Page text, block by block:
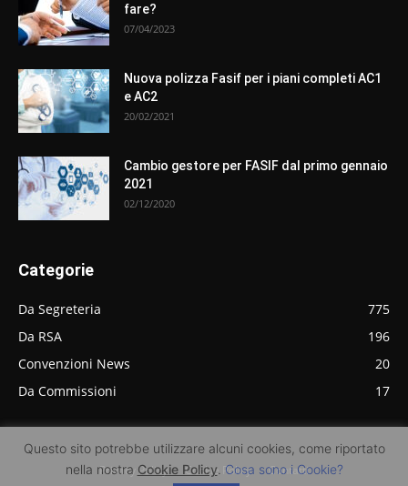
fare?
07/04/2023
Nuova polizza Fasif per i piani completi AC1
e AC2
20/02/2021
Cambio gestore per FASIF dal primo gennaio
2021
02/12/2020
Categorie
Da Segreteria
775
Da RSA
196
Convenzioni News
20
Da Commissioni
17
Privacy Policy Cookie Policy Contatti
Questo sito potrebbe utilizzare alcuni cookies, come riportato
nella nostra Cookie Policy. Cosa sono i Cookie?